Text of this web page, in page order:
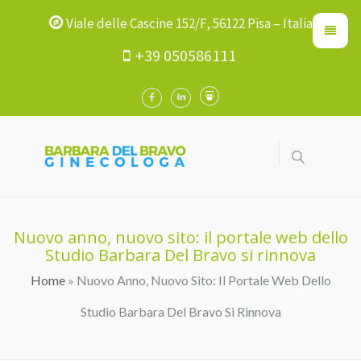
Viale delle Cascine 152/F, 56122 Pisa – Italia
+39 050586111
Nuovo anno, nuovo sito: il portale web dello
Studio Barbara Del Bravo si rinnova
Tu Sei Qui
Home» Nuovo Anno, Nuovo Sito: Il Portale Web Dello
Studio Barbara Del Bravo Si Rinnova